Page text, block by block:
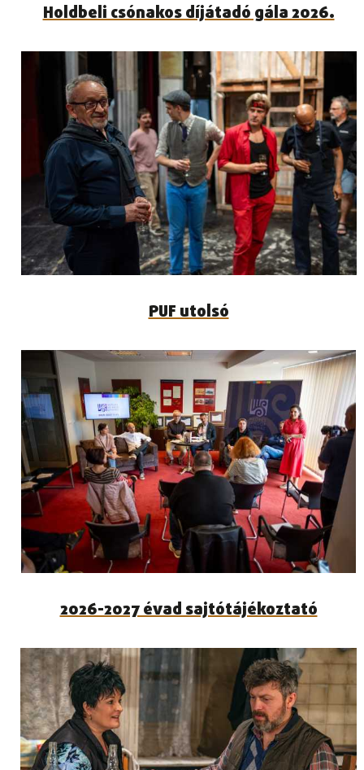
Holdbeli csónakos díjátadó gála 2026.
PUF utolsó
2026-2027 évad sajtótájékoztató